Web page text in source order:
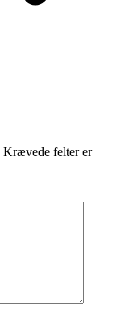
Krævede felter er